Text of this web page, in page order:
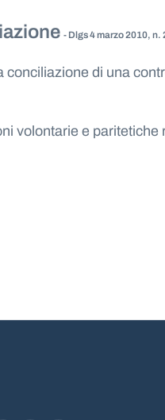
- Dlgs 4 marzo 2010,
di una
volontarie e